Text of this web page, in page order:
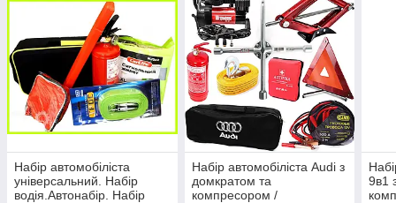
Набір автомобіліста
універсальний. Набір
водія.Автонабір. Набір
Набір автомобіліста Audi з
домкратом та
компресором /
9в1